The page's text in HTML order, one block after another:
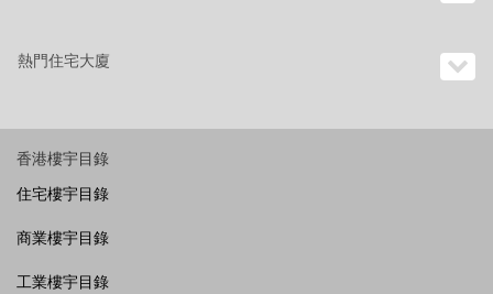
熱門住宅大廈
香港樓宇目錄
住宅樓宇目錄
商業樓宇目錄
工業樓宇目錄